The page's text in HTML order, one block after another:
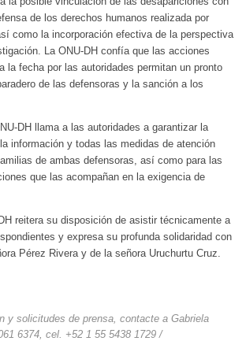
de los derechos humanos realizada por
como la incorporación efectiva de la perspectiva
La ONU-DH confía que las acciones
la fecha por las autoridades permitan un pronto
de las defensoras y la sanción a los
DH llama a las autoridades a garantizar la
información y todas las medidas de atención
de ambas defensoras, así como para las
que las acompañan en la exigencia de
reitera su disposición de asistir técnicamente a
y expresa su profunda solidaridad con
Pérez Rivera y de la señora Uruchurtu Cruz.
y solicitudes de prensa, contacte a Gabriela
6374, cel. +52 1 55 5438 1729 /